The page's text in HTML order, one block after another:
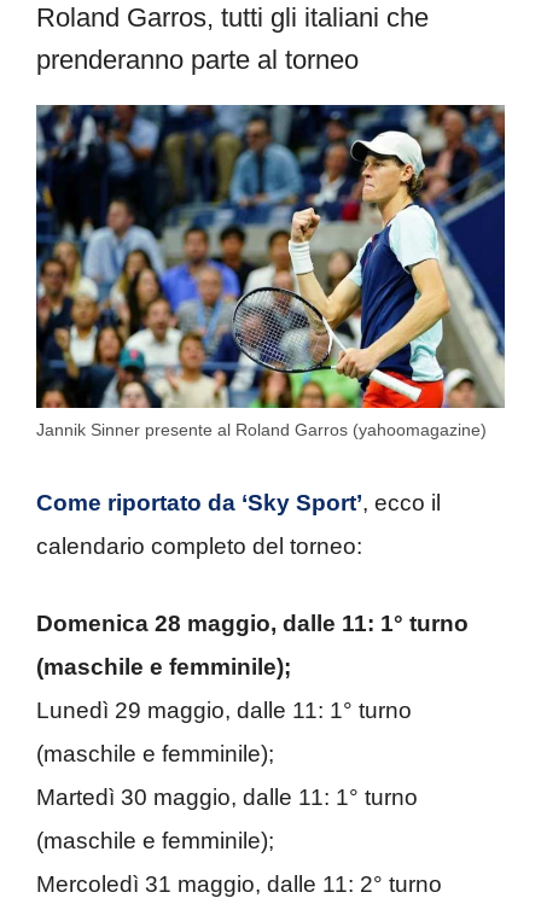
Roland Garros, tutti gli italiani che
prenderanno parte al torneo
Jannik Sinner presente al Roland Garros (yahoomagazine)
Come riportato da ‘Sky Sport’, ecco il
calendario completo del torneo:
Domenica 28 maggio, dalle 11: 1° turno
(maschile e femminile);
Lunedì 29 maggio, dalle 11: 1° turno
(maschile e femminile);
Martedì 30 maggio, dalle 11: 1° turno
(maschile e femminile);
Mercoledì 31 maggio, dalle 11: 2° turno